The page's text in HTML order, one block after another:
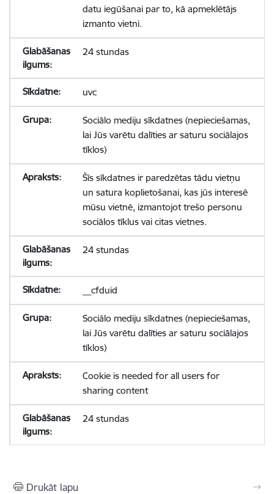
datu iegūšanai par to, kā apmeklētājs
izmanto vietni.
24 stundas
uvc
Sociālo mediju sīkdatnes (nepieciešamas,
lai Jūs varētu dalīties ar saturu sociālajos
tīklos)
Šīs sīkdatnes ir paredzētas tādu vietņu
un satura koplietošanai, kas jūs interesē
mūsu vietnē, izmantojot trešo personu
sociālos tīklus vai citas vietnes.
24 stundas
__cfduid
Sociālo mediju sīkdatnes (nepieciešamas,
lai Jūs varētu dalīties ar saturu sociālajos
tīklos)
Cookie is needed for all users for
sharing content
24 stundas
Drukāt lapu